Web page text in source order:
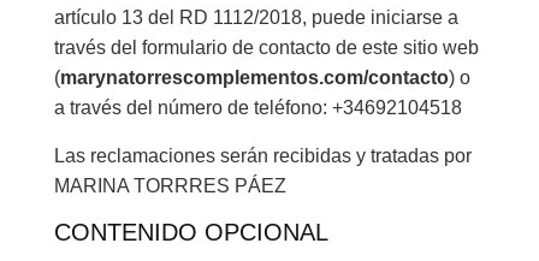
artículo 13 del RD 1112/2018, puede iniciarse a
través del formulario de contacto de este sitio web
(marynatorrescomplementos.com/contacto) o
a través del número de teléfono: +34692104518
Las reclamaciones serán recibidas y tratadas por
MARINA TORRRES PÁEZ
CONTENIDO OPCIONAL